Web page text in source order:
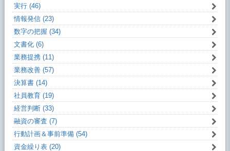
実行 (46)
情報発信 (23)
数字の把握 (34)
文書化 (6)
業務提携 (11)
業務改善 (57)
決算書 (14)
社員教育 (19)
経営判断 (33)
融資の審査 (7)
行動計画＆事前準備 (54)
資金繰り表 (20)